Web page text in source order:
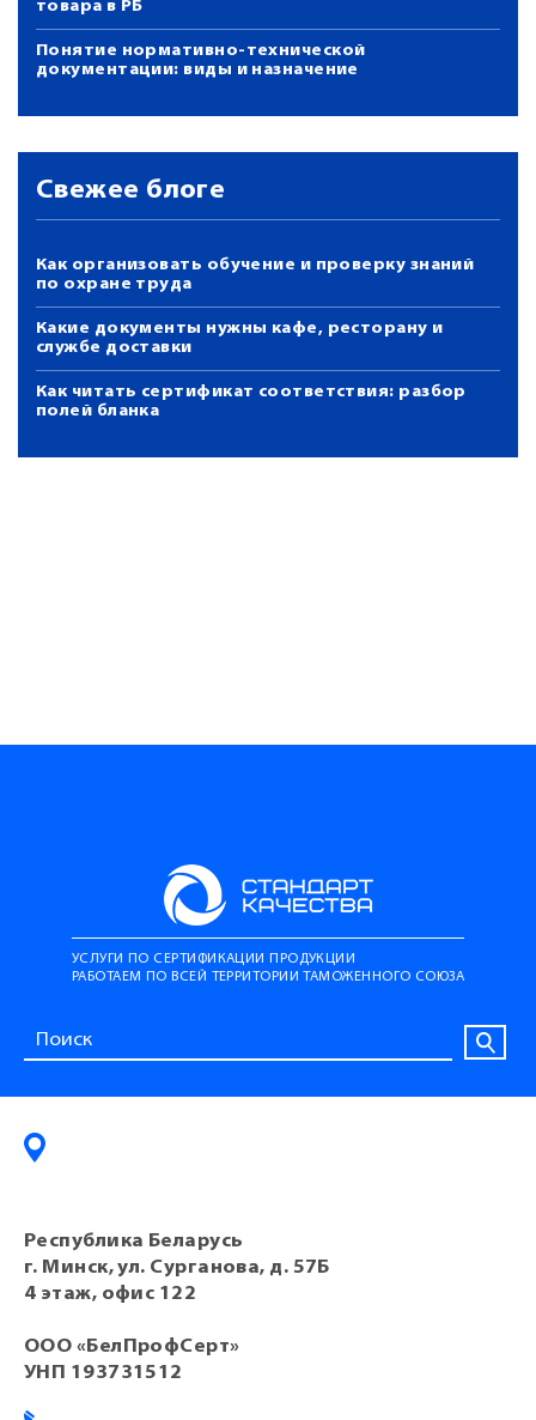
товара в РБ
Понятие нормативно-технической
документации: виды и назначение
Свежее блоге
Как организовать обучение и проверку знаний
по охране труда
Какие документы нужны кафе, ресторану и
службе доставки
Как читать сертификат соответствия: разбор
полей бланка
УСЛУГИ ПО СЕРТИФИКАЦИИ ПРОДУКЦИИ
РАБОТАЕМ ПО ВСЕЙ ТЕРРИТОРИИ ТАМОЖЕННОГО СОЮЗА
Республика Беларусь
г. Минск, ул. Сурганова, д. 57Б
4 этаж, офис 122
ООО «БелПрофСерт»
УНП 193731512